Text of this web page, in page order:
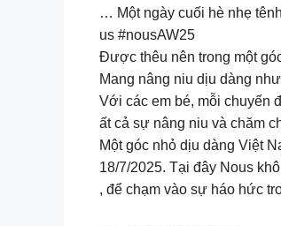
… Một ngày cuối hè nhẹ
us #nousAW25
Được thêu nên trong một
Mang nâng niu dịu dàng
Với các em bé, mỗi chuyến
ất cả sự nâng niu và chăm
Một góc nhỏ dịu dàng Việt
18/7/2025. Tại đây Nous
, để chạm vào sự háo hức